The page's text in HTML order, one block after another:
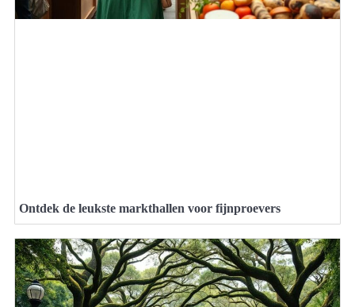
Ontdek de leukste markthallen voor fijnproevers